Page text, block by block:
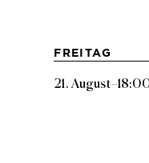
FREITAG
21. August–